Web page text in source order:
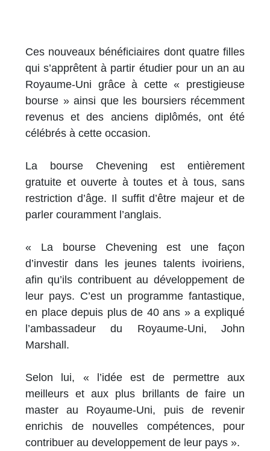
Ces nouveaux bénéficiaires dont quatre filles
qui s’apprêtent à partir étudier pour un an au
Royaume-Uni grâce à cette « prestigieuse
bourse » ainsi que les boursiers récemment
revenus et des anciens diplômés, ont été
célébrés à cette occasion.
La bourse Chevening est entièrement
gratuite et ouverte à toutes et à tous, sans
restriction d’âge. Il suffit d’être majeur et de
parler couramment l’anglais.
« La bourse Chevening est une façon
d’investir dans les jeunes talents ivoiriens,
afin qu’ils contribuent au développement de
leur pays. C’est un programme fantastique,
en place depuis plus de 40 ans » a expliqué
l’ambassadeur du Royaume-Uni, John
Marshall.
Selon lui, « l’idée est de permettre aux
meilleurs et aux plus brillants de faire un
master au Royaume-Uni, puis de revenir
enrichis de nouvelles compétences, pour
contribuer au developpement de leur pays ».